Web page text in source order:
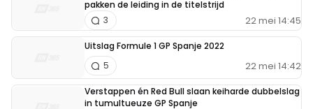
pakken de leiding in de titelstrijd
22 mei 14:45
3
Uitslag Formule 1 GP Spanje 2022
22 mei 14:42
5
Verstappen én Red Bull slaan keiharde dubbelslag
in tumultueuze GP Spanje